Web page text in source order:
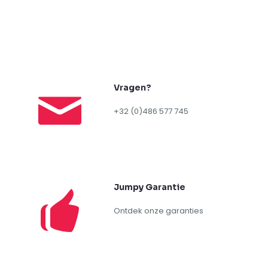
Vragen?
+32 (0)486 577 745
Jumpy Garantie
Ontdek onze garanties